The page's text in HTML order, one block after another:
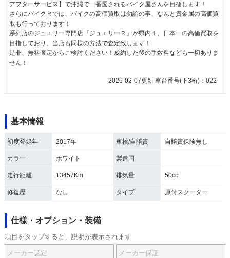
アフターサービス】で沖縄で一番愛されるバイク屋さんを目指します！
さらにバイクＲでは、バイクの高価買取は勿論の事、なんと貴金属の高価買
取も行っております！
系列店のジュエリー専門店『ジュエリーＲ』が県内１、日本一の高価買取を
目指しており、当店も同様の方法で査定致します！
是非、無料査定からご検討ください！成約した後の手数料なども一切ありま
せん！
2026-02-07更新 車台番号(下3桁)：022
基本情報
初度登録年 2017年 車検/自賠責 自賠責保険無し
カラー ホワイト 製造国
走行距離 13457Km 排気量 50cc
修復歴 なし タイプ 原付スクーター
仕様・オプション・装備
項目をタップすると、説明が表示されます
メーカー認定 メーカー保証